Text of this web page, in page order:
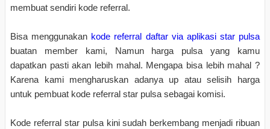
membuat sendiri kode referral.
Bisa menggunakan kode referral daftar via aplikasi star pulsa
buatan member kami, Namun harga pulsa yang kamu
dapatkan pasti akan lebih mahal. Mengapa bisa lebih mahal ?
Karena kami mengharuskan adanya up atau selisih harga
untuk pembuat kode referral star pulsa sebagai komisi.
Kode referral star pulsa kini sudah berkembang menjadi ribuan